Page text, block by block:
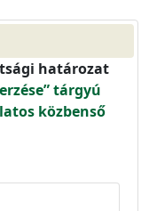
határozat
tárgyú
közbenső